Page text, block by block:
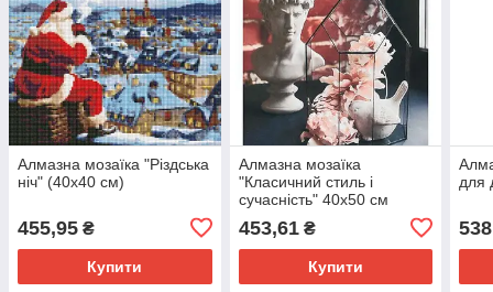
Алмазна мозаїка "Різдська
ніч" (40х40 см)
455,95 ₴
Купити
Алмазна мозаїка
"Класичний стиль і
сучасність" 40х50 см
453,61₴
Купити
для